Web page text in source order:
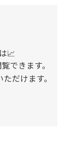
📈
できます。
だけます。